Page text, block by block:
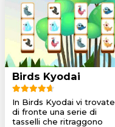
Birds Kyodai
In Birds Kyodai vi trovate
di fronte una serie di
tasselli che ritraggono